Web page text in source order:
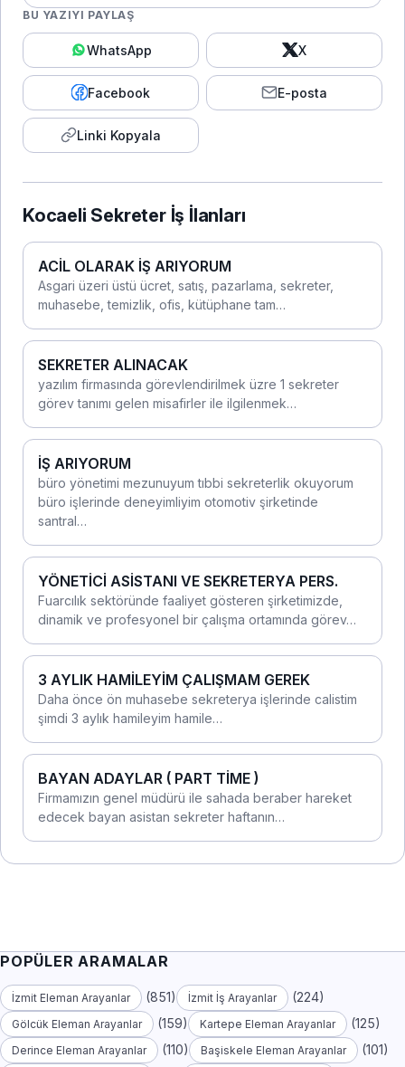
BU YAZIYI PAYLAŞ
WhatsApp X
Facebook E-posta
Linki Kopyala
Kocaeli Sekreter İş İlanları
ACİL OLARAK İŞ ARIYORUM
Asgari üzeri üstü ücret, satış, pazarlama, sekreter,
muhasebe, temizlik, ofis, kütüphane tam…
SEKRETER ALINACAK
yazılım firmasında görevlendirilmek üzre 1 sekreter
görev tanımı gelen misafirler ile ilgilenmek…
İŞ ARIYORUM
büro yönetimi mezunuyum tıbbi sekreterlik okuyorum
büro işlerinde deneyimliyim otomotiv şirketinde
santral…
YÖNETİCİ ASİSTANI VE SEKRETERYA PERS.
Fuarcılık sektöründe faaliyet gösteren şirketimizde,
dinamik ve profesyonel bir çalışma ortamında görev…
3 AYLIK HAMİLEYİM ÇALIŞMAM GEREK
Daha önce ön muhasebe sekreterya işlerinde calistim
şimdi 3 aylık hamileyim hamile…
BAYAN ADAYLAR ( PART TİME )
Firmamızın genel müdürü ile sahada beraber hareket
edecek bayan asistan sekreter haftanın…
POPÜLER ARAMALAR
İzmit Eleman Arayanlar (851) İzmit İş Arayanlar (224)
Gölcük Eleman Arayanlar (159) Kartepe Eleman Arayanlar (125)
Derince Eleman Arayanlar (110) Başiskele Eleman Arayanlar (101)